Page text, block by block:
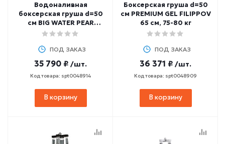
Водоналивная
боксерская груша d=50
см BIG WATER PEAR
FILIPPOV 65 см, 75-80 кг
ПОД ЗАКАЗ
35 790 ₽ /шт.
Код товара: spt0048914
В корзину
Боксерская груша d=50
см PREMIUM GEL FILIPPOV
65 см, 75-80 кг
ПОД ЗАКАЗ
36 371 ₽ /шт.
Код товара: spt0048909
В корзину